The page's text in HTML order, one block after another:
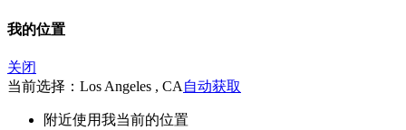
我的位置
关闭
当前选择：Los Angeles , CA 自动获取
附近使用我当前的位置